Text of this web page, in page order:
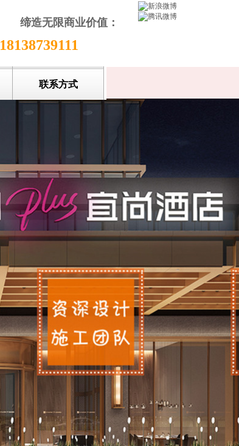
缔造无限商业价值 ：
18138739111
联系方式